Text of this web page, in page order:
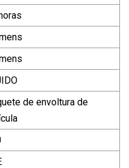
de envoltura de